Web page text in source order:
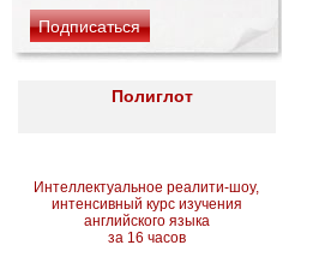
Полиглот
Интеллектуальное реалити-шоу,
интенсивный курс изучения
английского языка
за 16 часов